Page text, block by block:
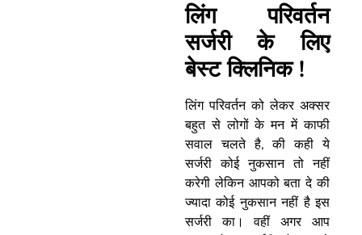
लिंग परिवर्तन
सर्जरी के लिए
बेस्ट क्लिनिक !
लिंग परिवर्तन को लेकर अक्सर
बहुत से लोगों के मन में काफी
सवाल चलते है, की कही ये
सर्जरी कोई नुकसान तो नहीं
करेगी लेकिन आपको बता दे की
ज्यादा कोई नुकसान नहीं है इस
सर्जरी का। वहीं अगर आप